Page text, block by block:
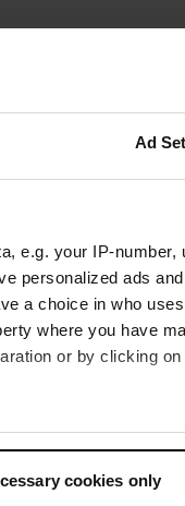
Ad
e.g. your IP-
personalized ads
a choice in who
where you have
or by clicking
which can be
and set your
cookies only